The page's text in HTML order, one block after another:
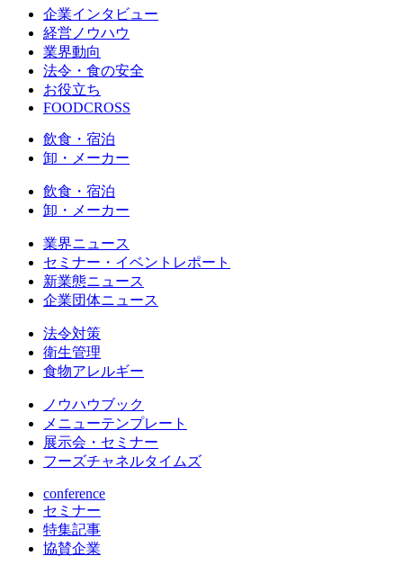
企業インタビュー
経営ノウハウ
業界動向
法令・食の安全
お役立ち
FOODCROSS
飲食・宿泊
卸・メーカー
飲食・宿泊
卸・メーカー
業界ニュース
セミナー・イベントレポート
新業態ニュース
企業団体ニュース
法令対策
衛生管理
食物アレルギー
ノウハウブック
メニューテンプレート
展示会・セミナー
フーズチャネルタイムズ
conference
セミナー
特集記事
協賛企業